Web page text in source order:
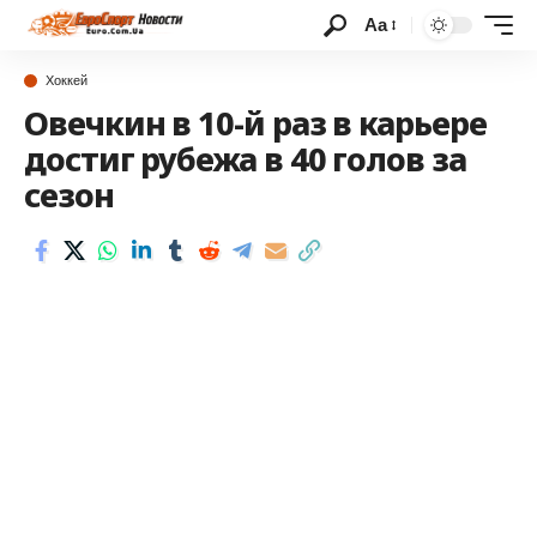
Аа
Хоккей
Овечкин в 10-й раз в карьере
достиг рубежа в 40 голов за
сезон